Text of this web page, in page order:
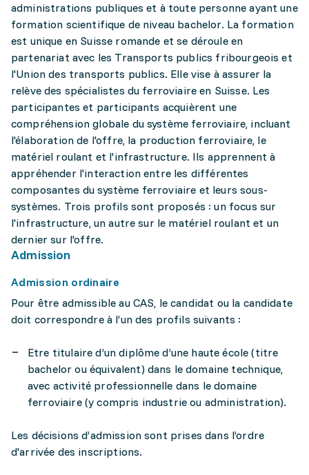
administrations publiques et à toute personne ayant une
formation scientifique de niveau bachelor. La formation
est unique en Suisse romande et se déroule en
partenariat avec les Transports publics fribourgeois et
l'Union des transports publics. Elle vise à assurer la
relève des spécialistes du ferroviaire en Suisse. Les
participantes et participants acquièrent une
compréhension globale du système ferroviaire, incluant
l'élaboration de l'offre, la production ferroviaire, le
matériel roulant et l'infrastructure. Ils apprennent à
appréhender l'interaction entre les différentes
composantes du système ferroviaire et leurs sous-
systèmes. Trois profils sont proposés : un focus sur
l'infrastructure, un autre sur le matériel roulant et un
dernier sur l'offre.
Admission
Admission ordinaire
Pour être admissible au CAS, le candidat ou la candidate
doit correspondre à l’un des profils suivants :
Etre titulaire d’un diplôme d’une haute école (titre
bachelor ou équivalent) dans le domaine technique,
avec activité professionnelle dans le domaine
ferroviaire (y compris industrie ou administration).
Les décisions d’admission sont prises dans l’ordre
d'arrivée des inscriptions.